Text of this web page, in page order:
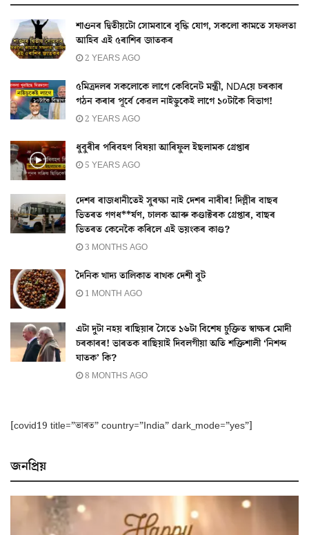
শাওনৰ দ্বিতীয়টো সোমবাৰে বৃদ্ধি যোগ, সকলো কামতে সফলতা
আহিব এই ৫ৰাশিৰ জাতকৰ
2 YEARS AGO
৫মিত্ৰদলৰ সকলোকে লাগে কেবিনেট মন্ত্ৰী, NDAয়ে চৰকাৰ
গঠন কৰাৰ পূৰ্বে কেৱল নাইডুকেই লাগে ১০টাকৈ বিভাগ!
2 YEARS AGO
ধুবুৰীৰ পৰিবহণ বিষয়া আৰিফুল ইছলামক গ্ৰেপ্তাৰ
5 YEARS AGO
দেশৰ ৰাজধানীতেই সুৰক্ষা নাই দেশৰ নাৰীৰ! দিল্লীৰ বাছৰ
ভিতৰত গণধ**ৰ্ষণ, চালক আৰু কণ্ডাক্টৰক গ্ৰেপ্তাৰ, বাছৰ
ভিতৰত কেনেকৈ কৰিলে এই ভয়ংকৰ কাণ্ড?
3 MONTHS AGO
দৈনিক খাদ্য তালিকাত ৰাখক দেশী বুট
1 MONTH AGO
এটা দুটা নহয় ৰাছিয়াৰ সৈতে ১৬টা বিশেষ চুক্তিত স্বাক্ষৰ মোদী
চৰকাৰৰ! ভাৰতক ৰাছিয়াই দিবলগীয়া অতি শক্তিশালী ‘নিশব্দ
ঘাতক’ কি?
8 MONTHS AGO
[covid19 title=”ভাৰত” country=”India” dark_mode=”yes”]
জনপ্ৰিয়